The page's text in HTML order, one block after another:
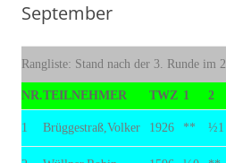
September
Rangliste: Stand nach der 3. Runde im
NR.TEILNEHMER TWZ 1 2
1 Brüggestraß,Volker 1926 ** ½1